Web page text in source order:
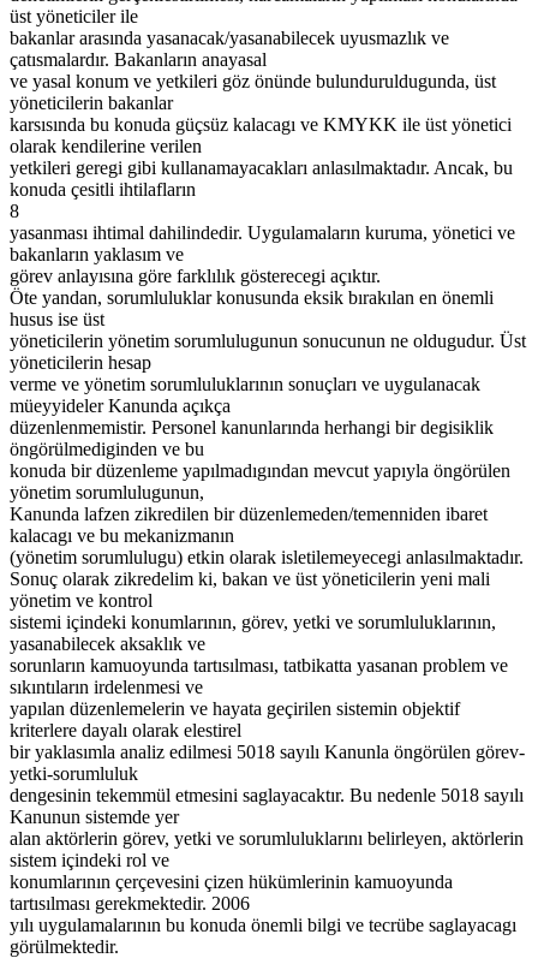
üst yöneticiler ile
bakanlar arasında yasanacak/yasanabilecek uyusmazlık ve
çatısmalardır. Bakanların anayasal
ve yasal konum ve yetkileri göz önünde bulunduruldugunda, üst
yöneticilerin bakanlar
karsısında bu konuda güçsüz kalacagı ve KMYKK ile üst yönetici
olarak kendilerine verilen
yetkileri geregi gibi kullanamayacakları anlasılmaktadır. Ancak, bu
konuda çesitli ihtilafların
8
yasanması ihtimal dahilindedir. Uygulamaların kuruma, yönetici ve
bakanların yaklasım ve
görev anlayısına göre farklılık gösterecegi açıktır.
Öte yandan, sorumluluklar konusunda eksik bırakılan en önemli
husus ise üst
yöneticilerin yönetim sorumlulugunun sonucunun ne oldugudur. Üst
yöneticilerin hesap
verme ve yönetim sorumluluklarının sonuçları ve uygulanacak
müeyyideler Kanunda açıkça
düzenlenmemistir. Personel kanunlarında herhangi bir degisiklik
öngörülmediginden ve bu
konuda bir düzenleme yapılmadıgından mevcut yapıyla öngörülen
yönetim sorumlulugunun,
Kanunda lafzen zikredilen bir düzenlemeden/temenniden ibaret
kalacagı ve bu mekanizmanın
(yönetim sorumlulugu) etkin olarak isletilemeyecegi anlasılmaktadır.
Sonuç olarak zikredelim ki, bakan ve üst yöneticilerin yeni mali
yönetim ve kontrol
sistemi içindeki konumlarının, görev, yetki ve sorumluluklarının,
yasanabilecek aksaklık ve
sorunların kamuoyunda tartısılması, tatbikatta yasanan problem ve
sıkıntıların irdelenmesi ve
yapılan düzenlemelerin ve hayata geçirilen sistemin objektif
kriterlere dayalı olarak elestirel
bir yaklasımla analiz edilmesi 5018 sayılı Kanunla öngörülen görev-
yetki-sorumluluk
dengesinin tekemmül etmesini saglayacaktır. Bu nedenle 5018 sayılı
Kanunun sistemde yer
alan aktörlerin görev, yetki ve sorumluluklarını belirleyen, aktörlerin
sistem içindeki rol ve
konumlarının çerçevesini çizen hükümlerinin kamuoyunda
tartısılması gerekmektedir. 2006
yılı uygulamalarının bu konuda önemli bilgi ve tecrübe saglayacagı
görülmektedir.